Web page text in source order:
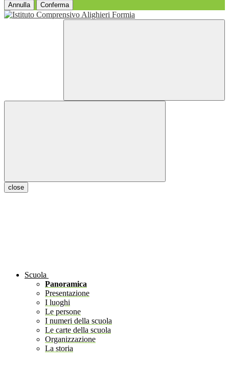
Annulla Conferma
close
Scuola
Panoramica
Presentazione
I luoghi
Le persone
I numeri della scuola
Le carte della scuola
Organizzazione
La storia